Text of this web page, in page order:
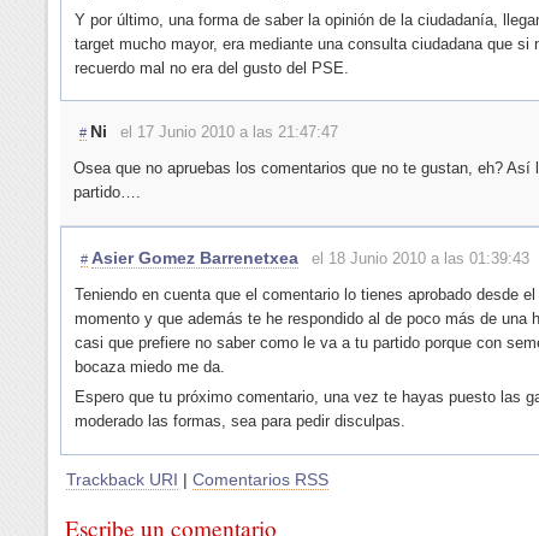
Y por último, una forma de saber la opinión de la ciudadanía,
target mucho mayor, era mediante una consulta ciudadana que si
recuerdo mal no era del gusto del PSE.
# Ni
el 17 Junio 2010 a las 21:47:47
Osea que no apruebas los comentarios que no te gustan, eh? Así
partido….
# Asier Gomez Barrenetxea
el 18 Junio 2010 a las 01:39:43
Teniendo en cuenta que el comentario lo tienes aprobado desde el
momento y que además te he respondido al de poco más de una
casi que prefiere no saber como le va a tu partido porque con
bocaza miedo me da.
Espero que tu próximo comentario, una vez te hayas puesto las
moderado las formas, sea para pedir disculpas.
Trackback URI | Comentarios RSS
Escribe un comentario